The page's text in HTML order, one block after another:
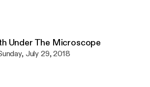
Under The Microscope
July 29, 2018